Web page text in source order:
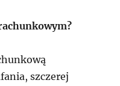
szczerej